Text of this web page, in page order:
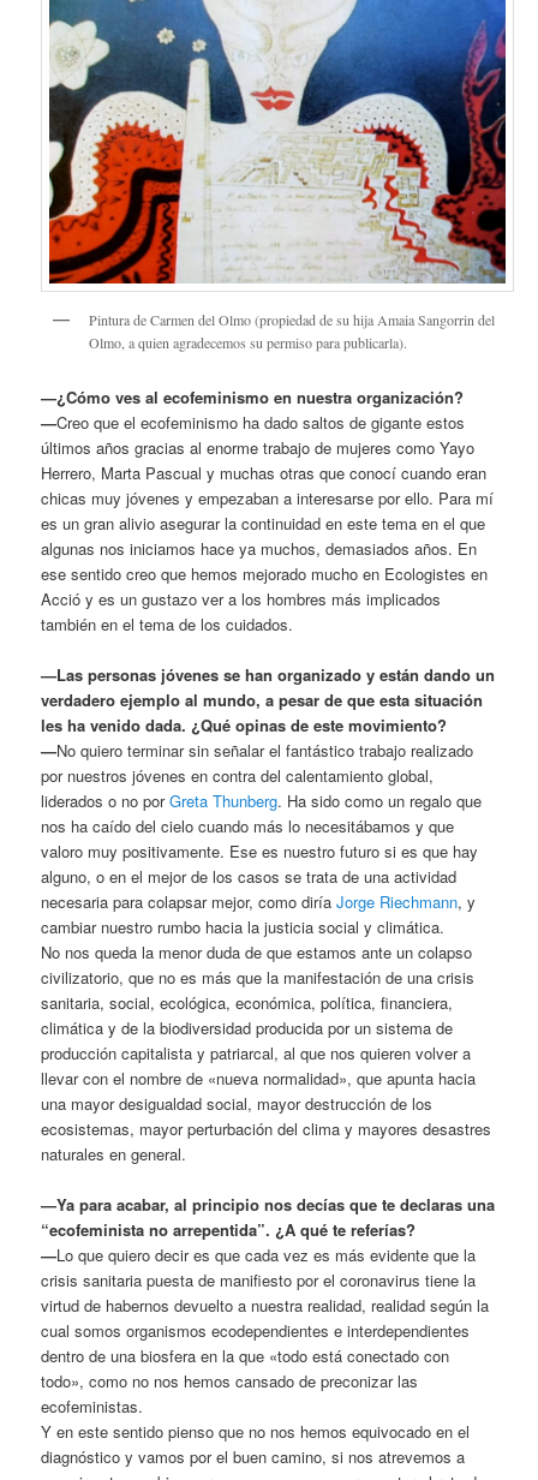
Pintura de Carmen del Olmo (propiedad de su hija Amaia Sangorrin del
Olmo, a quien agradecemos su permiso para publicarla).
—¿Cómo ves al ecofeminismo en nuestra organización?
—Creo que el ecofeminismo ha dado saltos de gigante estos
últimos años gracias al enorme trabajo de mujeres como Yayo
Herrero, Marta Pascual y muchas otras que conocí cuando eran
chicas muy jóvenes y empezaban a interesarse por ello. Para mí
es un gran alivio asegurar la continuidad en este tema en el que
algunas nos iniciamos hace ya muchos, demasiados años. En
ese sentido creo que hemos mejorado mucho en Ecologistes en
Acció y es un gustazo ver a los hombres más implicados
también en el tema de los cuidados.
—Las personas jóvenes se han organizado y están dando un
verdadero ejemplo al mundo, a pesar de que esta situación
les ha venido dada. ¿Qué opinas de este movimiento?
—No quiero terminar sin señalar el fantástico trabajo realizado
por nuestros jóvenes en contra del calentamiento global,
liderados o no porGreta Thunberg. Ha sido como un regalo que
nos ha caído del cielo cuando más lo necesitábamos y que
valoro muy positivamente. Ese es nuestro futuro si es que hay
alguno, o en el mejor de los casos se trata de una actividad
necesaria para colapsar mejor, como diríaJorge Riechmann, y
cambiar nuestro rumbo hacia la justicia social y climática.
No nos queda la menor duda de que estamos ante un colapso
civilizatorio, que no es más que la manifestación de una crisis
sanitaria, social, ecológica, económica, política, financiera,
climática y de la biodiversidad producida por un sistema de
producción capitalista y patriarcal, al que nos quieren volver a
llevar con el nombre de «nueva normalidad», que apunta hacia
una mayor desigualdad social, mayor destrucción de los
ecosistemas, mayor perturbación del clima y mayores desastres
naturales en general.
—Ya para acabar, al principio nos decías que te declaras una
“ecofeminista no arrepentida”. ¿A qué te referías?
—Lo que quiero decir es que cada vez es más evidente que la
crisis sanitaria puesta de manifiesto por el coronavirus tiene la
virtud de habernos devuelto a nuestra realidad, realidad según la
cual somos organismos ecodependientes e interdependientes
dentro de una biosfera en la que «todo está conectado con
todo», como no nos hemos cansado de preconizar las
ecofeministas.
Y en este sentido pienso que no nos hemos equivocado en el
diagnóstico y vamos por el buen camino, si nos atrevemos a